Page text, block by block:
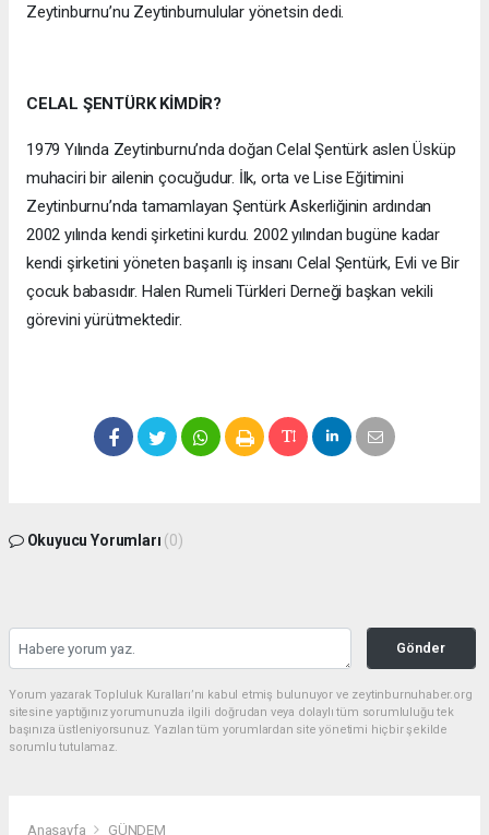
Zeytinburnu’nu Zeytinburnulular yönetsin dedi.
CELAL ŞENTÜRK KİMDİR?
1979 Yılında Zeytinburnu’nda doğan Celal Şentürk aslen Üsküp
muhaciri bir ailenin çocuğudur. İlk, orta ve Lise Eğitimini
Zeytinburnu’nda tamamlayan Şentürk Askerliğinin ardından
2002 yılında kendi şirketini kurdu. 2002 yılından bugüne kadar
kendi şirketini yöneten başarılı iş insanı Celal Şentürk, Evli ve Bir
çocuk babasıdır. Halen Rumeli Türkleri Derneği başkan vekili
görevini yürütmektedir.
Okuyucu Yorumları (0)
Gönder
Yorum yazarak Topluluk Kuralları’nı kabul etmiş bulunuyor ve zeytinburnuhaber.org
sitesine yaptığınız yorumunuzla ilgili doğrudan veya dolaylı tüm sorumluluğu tek
başınıza üstleniyorsunuz. Yazılan tüm yorumlardan site yönetimi hiçbir şekilde
sorumlu tutulamaz.
Anasayfa GÜNDEM